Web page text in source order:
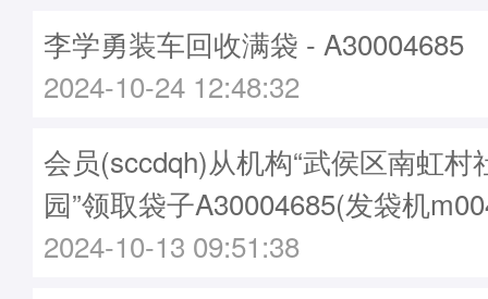
李学勇装车回收满袋 - A30004685
2024-10-24 12:48:32
会员(sccdqh)从机构“武侯区南虹村
园”领取袋子A30004685(发袋机
2024-10-13 09:51:38